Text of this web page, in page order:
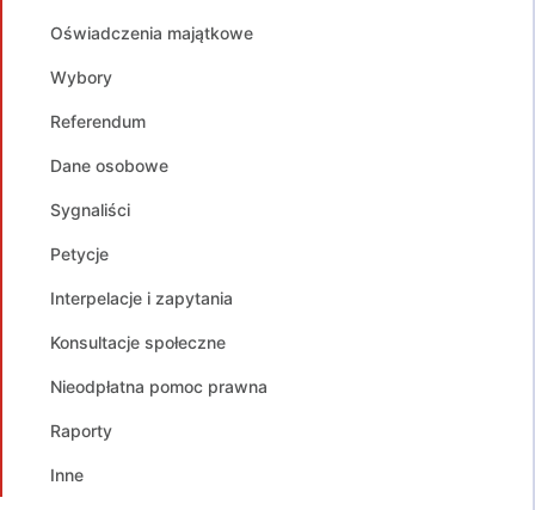
Oświadczenia majątkowe
Wybory
Referendum
Dane osobowe
Sygnaliści
Petycje
Interpelacje i zapytania
Konsultacje społeczne
Nieodpłatna pomoc prawna
Raporty
Inne